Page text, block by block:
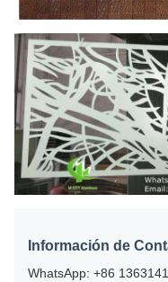
Información de
WhatsApp: +86